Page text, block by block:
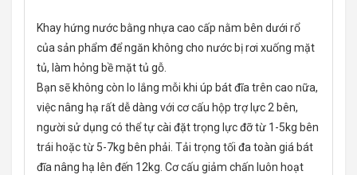
Khay hứng nước bằng nhựa cao cấp nằm bên dưới rổ
của sản phẩm để ngăn không cho nước bị rơi xuống mặt
tủ, làm hỏng bề mặt tủ gỗ.
Bạn sẽ không còn lo lắng mỗi khi úp bát đĩa trên cao nữa,
việc nâng hạ rất dễ dàng với cơ cấu hộp trợ lực 2 bên,
người sử dụng có thể tự cài đặt trọng lực đỡ từ 1-5kg bên
trái hoặc từ 5-7kg bên phải. Tải trọng tối đa toàn giá bát
đĩa nâng hạ lên đến 12kg. Cơ cấu giảm chấn luôn hoạt